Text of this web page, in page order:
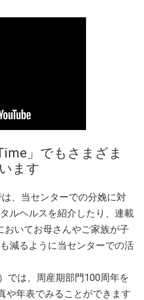
」でもさまざま
ます
、当センターでの分娩に対
ルヘルスを紹介したり、連載
おいてお母さんやご家族が子
減るように当センターでの活
では、周産期部門100周年を
や年表でみることができます